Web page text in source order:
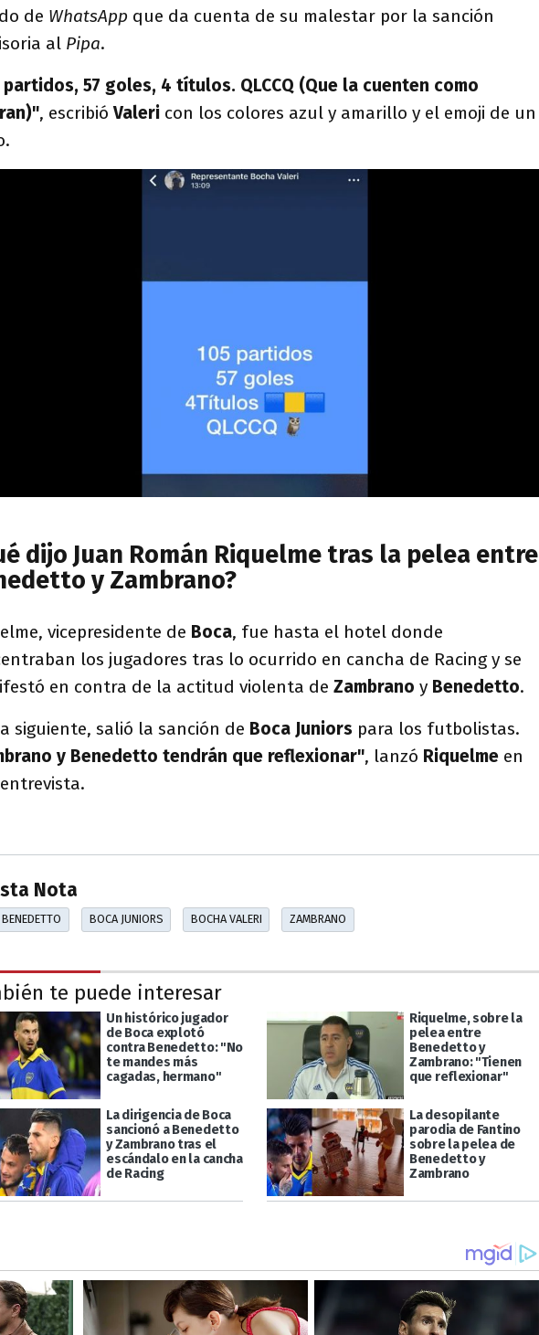
de WhatsApp que da cuenta de su malestar por la sanción
al Pipa.
partidos, 57 goles, 4 títulos. QLCCQ (Que la cuenten como
, escribióValeri con los colores azul y amarillo y el emoji de un
dijo Juan Román Riquelme tras la pelea entre
y Zambrano?
vicepresidente de Boca, fue hasta el hotel donde
los jugadores tras lo ocurrido en cancha de Racing y se
en contra de la actitud violenta de Zambrano y Benedetto.
siguiente, salió la sanción de Boca Juniors para los futbolistas.
y Benedetto tendrán que reflexionar", lanzó Riquelme en
Nota
BOCA JUNIORS BOCHA VALERI ZAMBRANO
te puede interesar
Un histórico jugador
de Boca explotó
contra Benedetto: "No
te mandes más
cagadas, hermano"
Riquelme, sobre la
pelea entre
Benedetto y
Zambrano: "Tienen
que reflexionar"
La dirigencia de Boca
sancionó a Benedetto
y Zambrano tras el
escándalo en la cancha
de Racing
La desopilante
parodia de Fantino
sobre la pelea de
Benedetto y
Zambrano